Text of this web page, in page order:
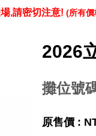
,請密切注意! (所有價
2026
攤位號
原售價 :